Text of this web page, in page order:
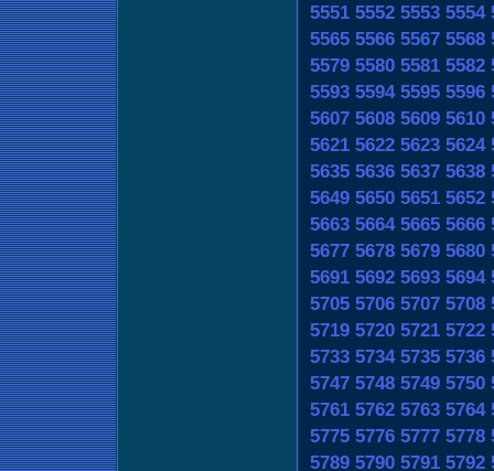
5551 5552 5553 5554
5565 5566 5567 5568
5579 5580 5581 5582
5593 5594 5595 5596
5607 5608 5609 5610
5621 5622 5623 5624
5635 5636 5637 5638
5649 5650 5651 5652
5663 5664 5665 5666
5677 5678 5679 5680
5691 5692 5693 5694
5705 5706 5707 5708
5719 5720 5721 5722
5733 5734 5735 5736
5747 5748 5749 5750
5761 5762 5763 5764
5775 5776 5777 5778
5789 5790 5791 5792